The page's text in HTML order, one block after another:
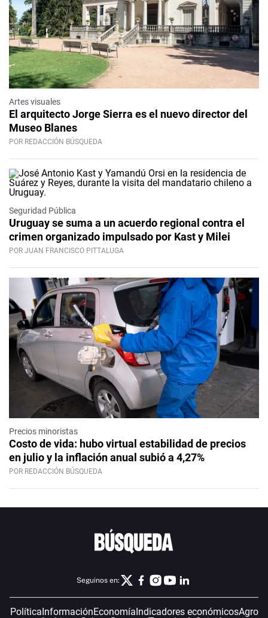
Artes visuales
El arquitecto Jorge Sierra es el nuevo director del
Museo Blanes
POR REDACCIÓN BÚSQUEDA
Seguridad Pública
Uruguay se suma a un acuerdo regional contra el
crimen organizado impulsado por Kast y Milei
POR JUAN FRANCISCO PITTALUGA
Precios minoristas
Costo de vida: hubo virtual estabilidad de precios
en julio y la inflación anual subió a 4,27%
POR REDACCIÓN BÚSQUEDA
Seguinos en:
PolíticaInformaciónEconomíaIndicadores económicosAgro